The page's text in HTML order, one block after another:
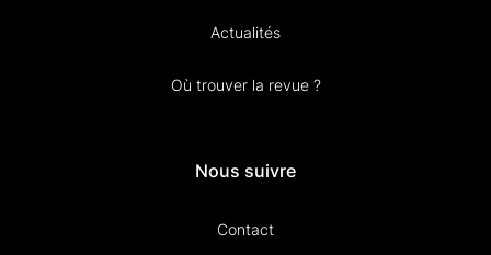
Actualités
Où trouver la revue ?
Nous suivre
Contact